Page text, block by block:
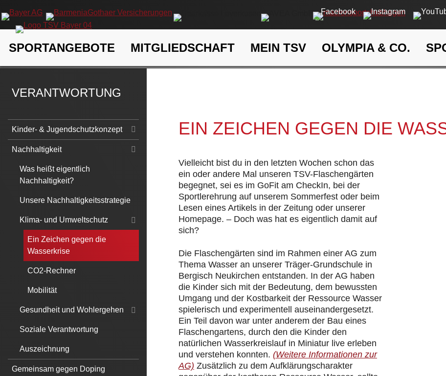
Navigation
überspringen
SPORTANGEBOTE MITGLIEDSCHAFT MEIN TSV OLYMPIA & CO.
EIN ZEICHEN GEGEN DIE
Vielleicht bist du in den letzten Wochen schon das
ein oder andere Mal unseren TSV-Flaschengärten
begegnet, sei es im GoFit am CheckIn, bei der
Sportlerehrung auf unserem Sommerfest oder beim
Lesen eines Artikels in der Zeitung oder unserer
Homepage. – Doch was hat es eigentlich damit auf
sich?
Die Flaschengärten sind im Rahmen einer AG zum
Thema Wasser an unserer Träger-Grundschule in
Bergisch Neukirchen entstanden. In der AG haben
die Kinder sich mit der Bedeutung, dem bewussten
Umgang und der Kostbarkeit der Ressource Wasser
spielerisch und experimentell auseinandergesetzt.
Ein Teil davon war unter anderem der Bau eines
Flaschengartens, durch den die Kinder den
natürlichen Wasserkreislauf in Miniatur live erleben
und verstehen konnten. (Weitere Informationen zur
AG) Zusätzlich zu dem Aufklärungscharakter
VERANTWORTUNG
Navigation
überspringen
Kinder- & Jugendschutzkonzept
Nachhaltigkeit
Was heißt eigentlich
Nachhaltigkeit?
Unsere Nachhaltigkeitsstrategie
Klima- und Umweltschutz
Ein Zeichen gegen die
Wasserkrise
CO2-Rechner
Mobilität
Gesundheit und Wohlergehen
Soziale Verantwortung
Auszeichnung
Gemeinsam gegen Doping